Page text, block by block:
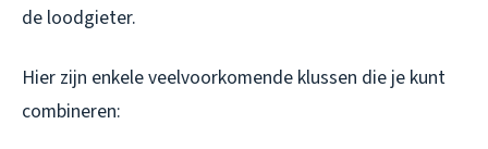
de loodgieter.
Hier zijn enkele veelvoorkomende klussen die je kunt
combineren: